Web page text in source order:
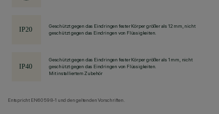
Geschützt gegen das Eindringen fester Körper größer als 12 mm, nicht
geschützt gegen das Eindringen von Flüssigkeiten.
Geschützt gegen das Eindringen fester Körper größer als 1 mm, nicht
geschützt gegen das Eindringen von Flüssigkeiten.
Mit installiertem Zubehör
Entspricht EN60598-1 und den geltenden Vorschriften.